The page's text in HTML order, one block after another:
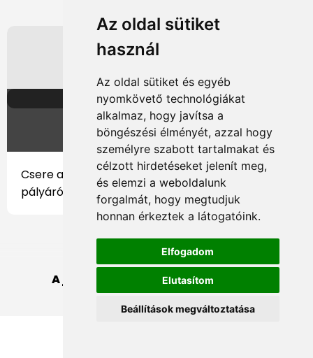
Az oldal sütiket
használ
Az oldal sütiket és egyéb
nyomkövető technológiákat
alkalmaz, hogy javítsa a
böngészési élményét, azzal hogy
személyre szabott tartalmakat és
célzott hirdetéseket jelenít meg,
és elemzi a weboldalunk
forgalmát, hogy megtudjuk
honnan érkeztek a látogatóink.
Elfogadom
Elutasítom
Beállítások megváltoztatása
94. perc
▼▲
Csere a mieinknél:Hamar Istvánjött le a
pályáról, és a helyéreSalamon Miklós állt be.
A játékvezető lefújta a mérkőzést.